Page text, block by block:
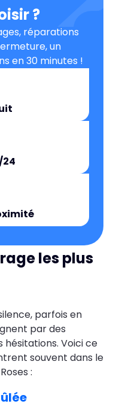
?
réparations
un
en 30 minutes !
les plus
parfois en
par des
hésitations. Voici ce
souvent dans le
: